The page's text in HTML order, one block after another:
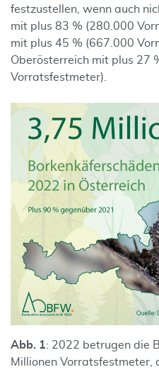
festzustellen, wenn auch
mit plus 83 % (280.000
mit plus 45 % (667.000
Oberösterreich mit plus 27
Vorratsfestmeter).
Abb. 1: 2022 betrugen die
Millionen Vorratsfestmeter,